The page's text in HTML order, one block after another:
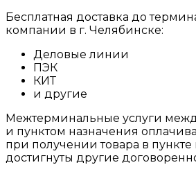
Бесплатная доставка до
компании в г. Челябинске:
Деловые линии
ПЭК
КИТ
и другие
Межтерминальные услуги
и пунктом назначения
при получении товара в
достигнуты другие